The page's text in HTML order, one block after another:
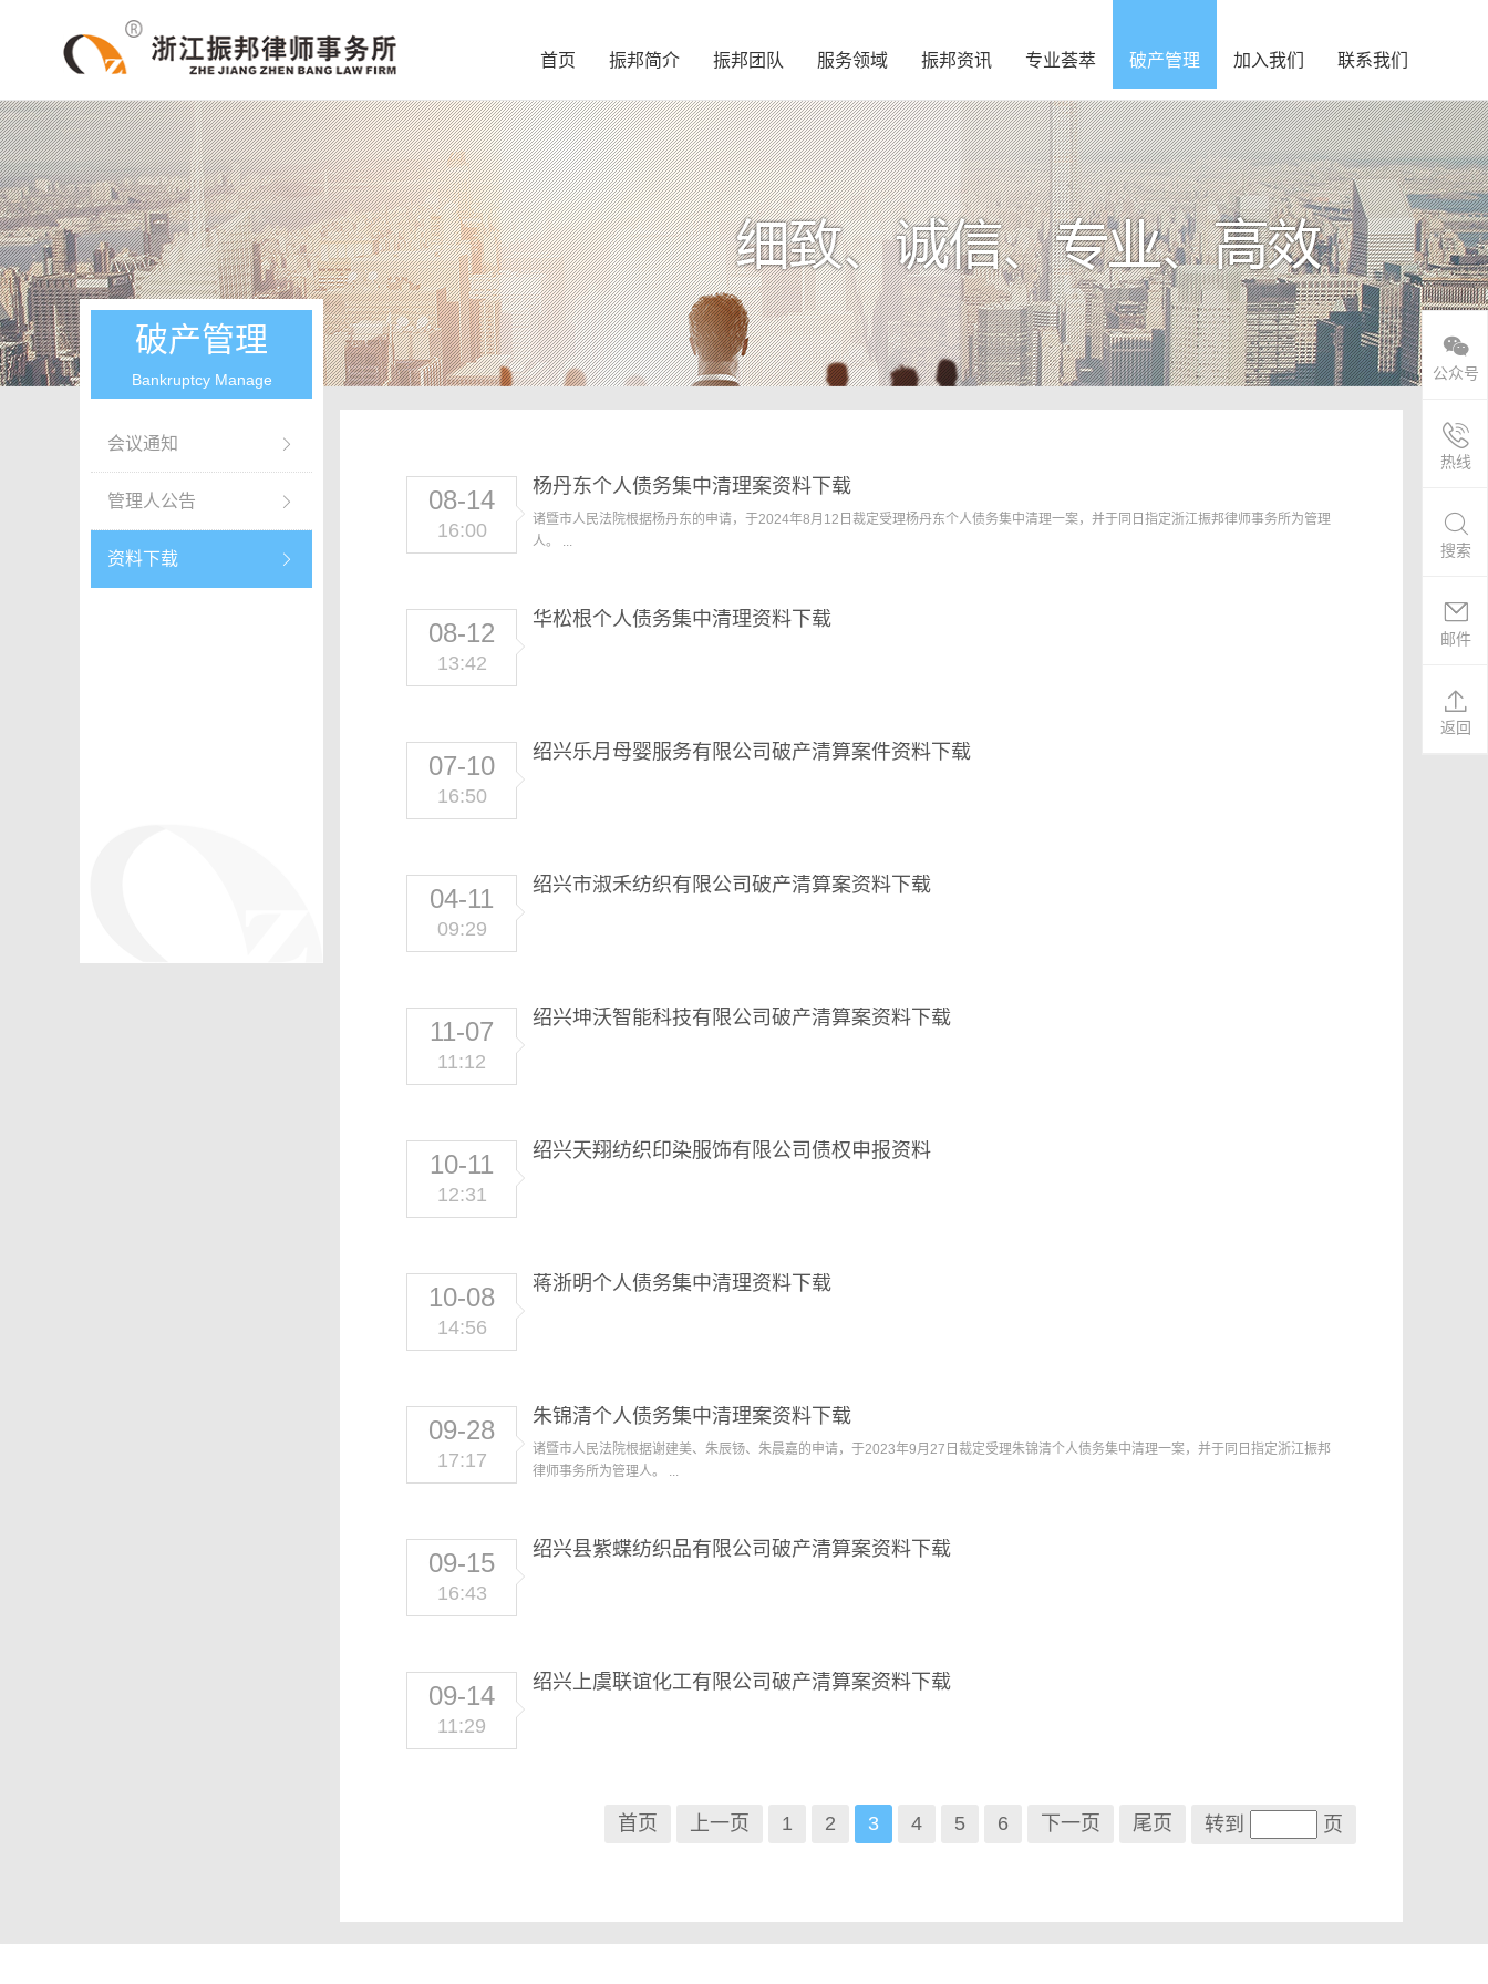
首页 振邦简介 振邦团队 服务领域 振邦资讯 专业荟萃 破产管理 加入我们 联系我们
破产管理
Bankruptcy Manage
会议通知
管理人公告
资料下载
08-14
16:00
杨丹东个人债务集中清理案资料下载
诸暨市人民法院根据杨丹东的申请，于2024年8月12日裁定受理杨丹东个人债务集中清理一案，并于同日指定浙江振邦律师事务所为管理
人。 ...
08-12
13:42
华松根个人债务集中清理资料下载
07-10
16:50
绍兴乐月母婴服务有限公司破产清算案件资料下载
04-11
09:29
绍兴市淑禾纺织有限公司破产清算案资料下载
11-07
11:12
绍兴坤沃智能科技有限公司破产清算案资料下载
10-11
12:31
绍兴天翔纺织印染服饰有限公司债权申报资料
10-08
14:56
蒋浙明个人债务集中清理资料下载
09-28
17:17
朱锦清个人债务集中清理案资料下载
诸暨市人民法院根据谢建美、朱辰钖、朱晨嘉的申请，于2023年9月27日裁定受理朱锦清个人债务集中清理一案，并于同日指定浙江振邦
律师事务所为管理人。 ...
09-15
16:43
绍兴县紫蝶纺织品有限公司破产清算案资料下载
09-14
11:29
绍兴上虞联谊化工有限公司破产清算案资料下载
首页 上一页 1 2 3 4 5 6 下一页 尾页 转到 页
公众号
热线
搜索
邮件
返回